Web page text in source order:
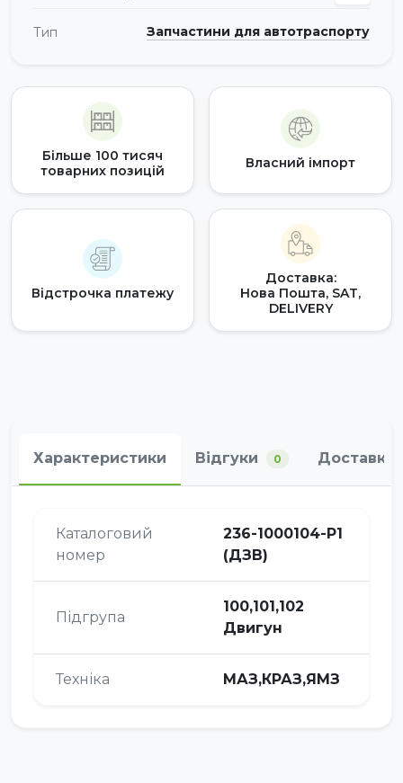
Тип Запчастини для автотраспорту
Більше 100 тисяч
товарних позицій
Власний імпорт
Відстрочка платежу
Доставка:
Нова Пошта, SAT,
DELIVERY
Характеристики Відгуки 0 Доставка
Каталоговий
номер
236-1000104-Р1
(ДЗВ)
Підгрупа
100,101,102
Двигун
Техніка МАЗ,КРАЗ,ЯМЗ